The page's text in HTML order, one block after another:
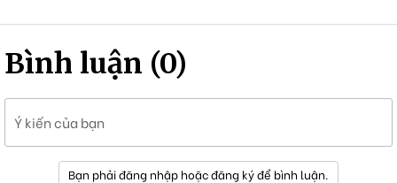
Bình luận (0)
Ý kiến của bạn
Bạn phải đăng nhập hoặc đăng ký để bình luận.